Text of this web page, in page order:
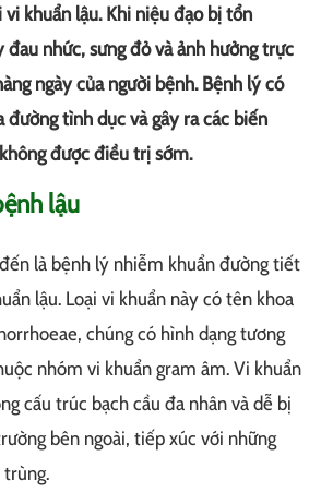
khuẩn lậu. Khi niệu đạo bị tổn
đau nhức, sưng đỏ và ảnh hưởng trực
ngày của người bệnh. Bệnh lý có
đường tình dục và gây ra các biến
được điều trị sớm.
lậu
là bệnh lý nhiễm khuẩn đường tiết
lậu. Loại vi khuẩn này có tên khoa
chúng có hình dạng tương
nhóm vi khuẩn gram âm. Vi khuẩn
cấu trúc bạch cầu đa nhân và dễ bị
bên ngoài, tiếp xúc với những